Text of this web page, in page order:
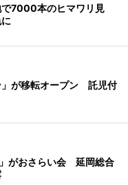
で7000本のヒマワリ見
」が移転オープン 託児付
がおさらい会 延岡総合